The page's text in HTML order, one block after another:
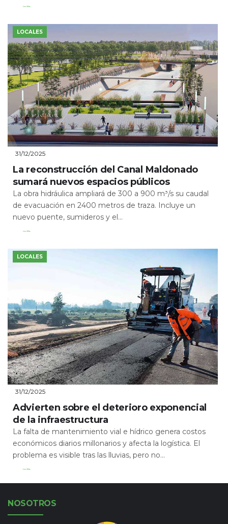
Leer Más
LOCALES
31/12/2025
La reconstrucción del Canal Maldonado
sumará nuevos espacios públicos
La obra hidráulica ampliará de 300 a 900 m³/s su caudal
de evacuación en 2400 metros de traza. Incluye un
nuevo puente, sumideros y el...
Leer Más
LOCALES
31/12/2025
Advierten sobre el deterioro exponencial
de la infraestructura
La falta de mantenimiento vial e hídrico genera costos
económicos diarios millonarios y afecta la logística. El
problema es visible tras las lluvias, pero no...
Leer Más
NOSOTROS